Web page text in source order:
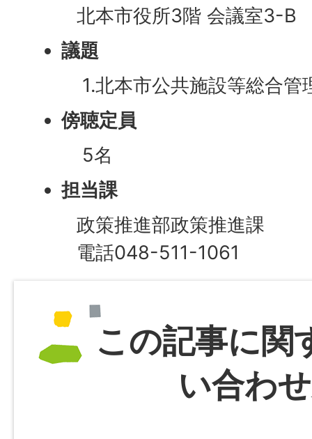
北本市役所3階 会議室3-B
議題
1.北本市公共施設等総合管
傍聴定員
5名
担当課
政策推進部政策推進課
電話048-511-1061
この記事に関
い合わ